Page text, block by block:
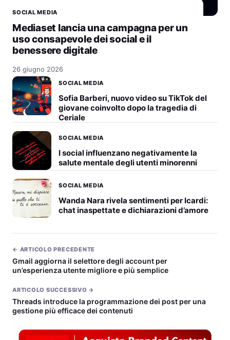
SOCIAL MEDIA
Mediaset lancia una campagna per un
uso consapevole dei social e il
benessere digitale
26 giugno 2026
SOCIAL MEDIA
Sofia Barberi, nuovo video su TikTok del
giovane coinvolto dopo la tragedia di
Ceriale
SOCIAL MEDIA
I social influenzano negativamente la
salute mentale degli utenti minorenni
SOCIAL MEDIA
Wanda Nara rivela sentimenti per Icardi:
chat inaspettate e dichiarazioni d’amore
← ARTICOLO PRECEDENTE
Gmail aggiorna il selettore degli account per
un’esperienza utente migliore e più semplice
ARTICOLO SUCCESSIVO →
Threads introduce la programmazione dei post per una
gestione più efficace dei contenuti